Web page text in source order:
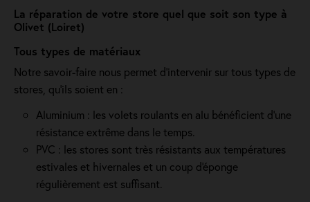
La réparation de votre store quel que soit son type à
Olivet (Loiret)
Tous types de matériaux
Notre savoir-faire nous permet d'intervenir sur tous types de
stores, qu'ils soient en :
Aluminium : les volets roulants en alu bénéficient d'une
résistance extrême dans le temps.
PVC : les stores sont très résistants aux températures
estivales et hivernales et un coup d'éponge
régulièrement est suffisant.